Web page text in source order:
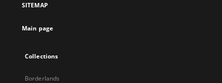
new
SITEMAP
Main page
Collections
Borderlands